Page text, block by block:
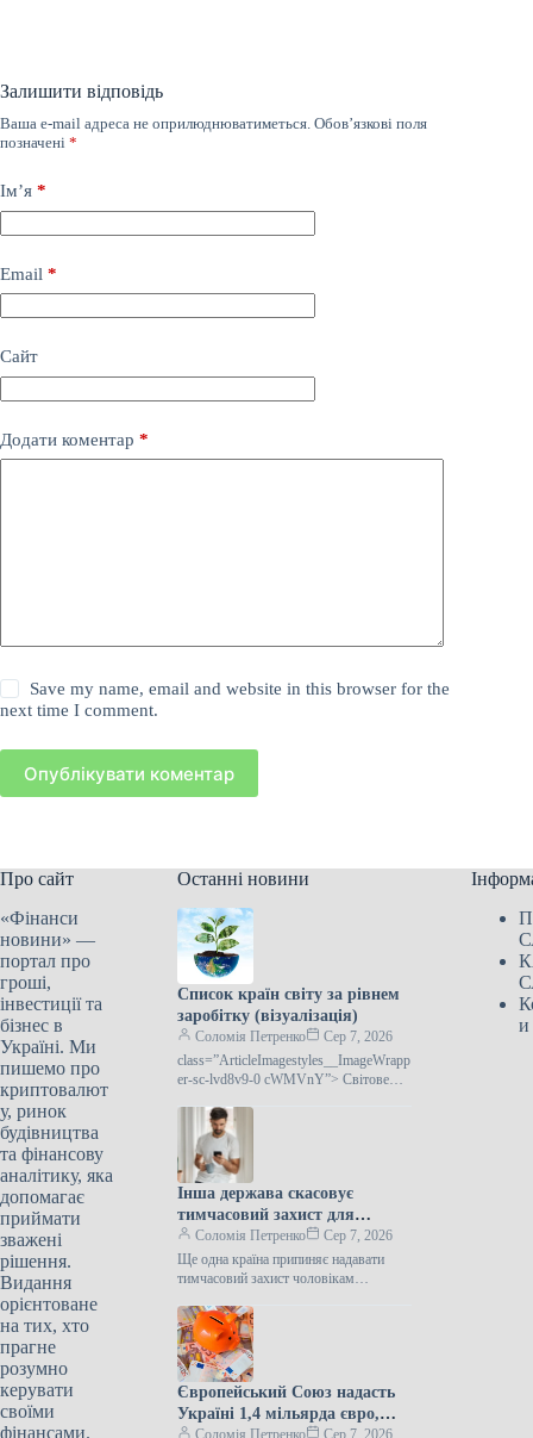
Залишити відповідь
Ваша e-mail адреса не оприлюднюватиметься. Обов’язкові поля
позначені *
Ім’я *
Email *
Сайт
Додати коментар *
Save my name, email and website in this browser for the
next time I comment.
Опублікувати коментар
Про сайт
«Фінанси
новини» —
портал про
гроші,
інвестиції та
бізнес в
Україні. Ми
пишемо про
криптовалют
у, ринок
будівництва
та фінансову
аналітику, яка
допомагає
приймати
зважені
рішення.
Видання
орієнтоване
на тих, хто
прагне
розумно
керувати
своїми
фінансами.
Останні новини
Список країн світу за рівнем
заробітку (візуалізація)
Соломія Петренко
Сер 7, 2026
class=”ArticleImagestyles__ImageWrapp
er-sc-lvd8v9-0 cWMVnY”> Світове
представив оновлений щорічний
перелік країн за рівнем національного
Інша держава скасовує
тимчасовий захист для
чоловіків, що підлягають
призову.
Соломія Петренко
Сер 7, 2026
Ще одна країна припиняє надавати
тимчасовий захист чоловікам
чоловічої статі, котрі прибули до Чехії
та…
Європейський Союз надасть
Україні 1,4 мільярда євро,
Соломія Петренко Сер 7, 2026
и